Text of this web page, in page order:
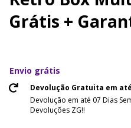
Grátis +
Envio grátis
Devolução Gratuita em
Devolução em até 07 Dias
Devoluções ZG!!